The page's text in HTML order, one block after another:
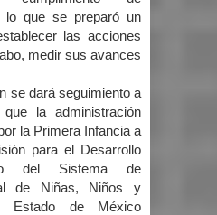
lo que se preparó un
las acciones
medir sus avances
se dará seguimiento a
la administración
la Primera Infancia a
para el Desarrollo
del Sistema de
de Niñas, Niños y
Estado de México